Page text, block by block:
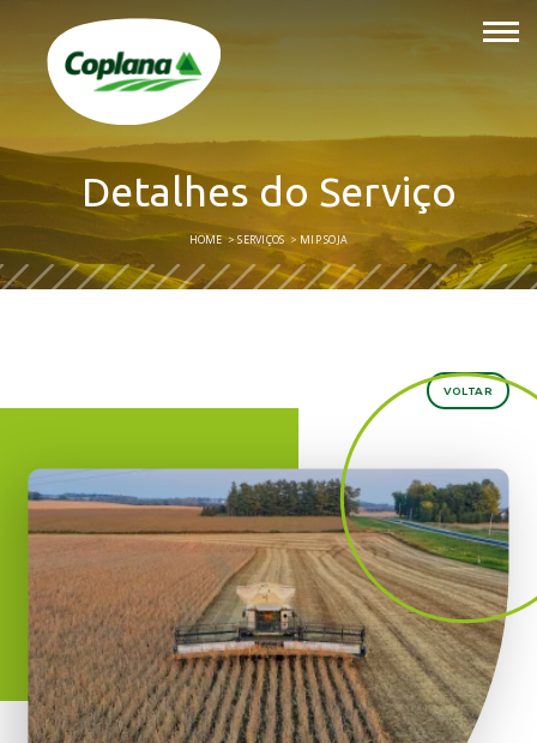
Detalhes do Serviço
HOME SERVIÇOS MIP SOJA
VOLTAR